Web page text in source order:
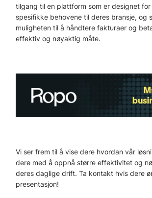
tilgang til en plattform som er designet
spesifikke behovene til deres bransje, og
muligheten til å håndtere fakturaer og
effektiv og nøyaktig måte.
Vi ser frem til å vise dere hvordan vår
dere med å oppnå større effektivitet og
deres daglige drift. Ta kontakt hvis dere
presentasjon!